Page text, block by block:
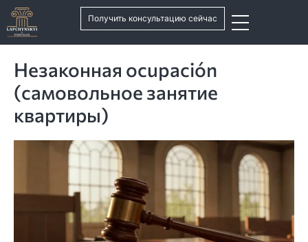
Получить консультацию сейчас
Незаконная ocupación
(самовольное занятие
квартиры)